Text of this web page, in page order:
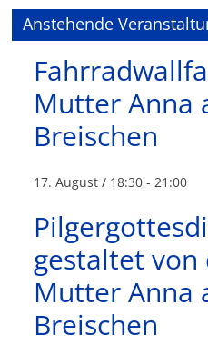
Anstehende
Mutter Anna
Breischen
17. August / 18:30 - 21:00
gestaltet von
Mutter Anna
Breischen